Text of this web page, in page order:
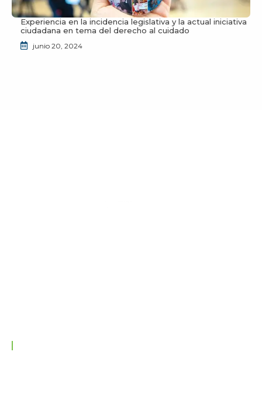
Experiencia en la incidencia legislativa y la actual iniciativa
ciudadana en tema del derecho al cuidado
junio 20, 2024